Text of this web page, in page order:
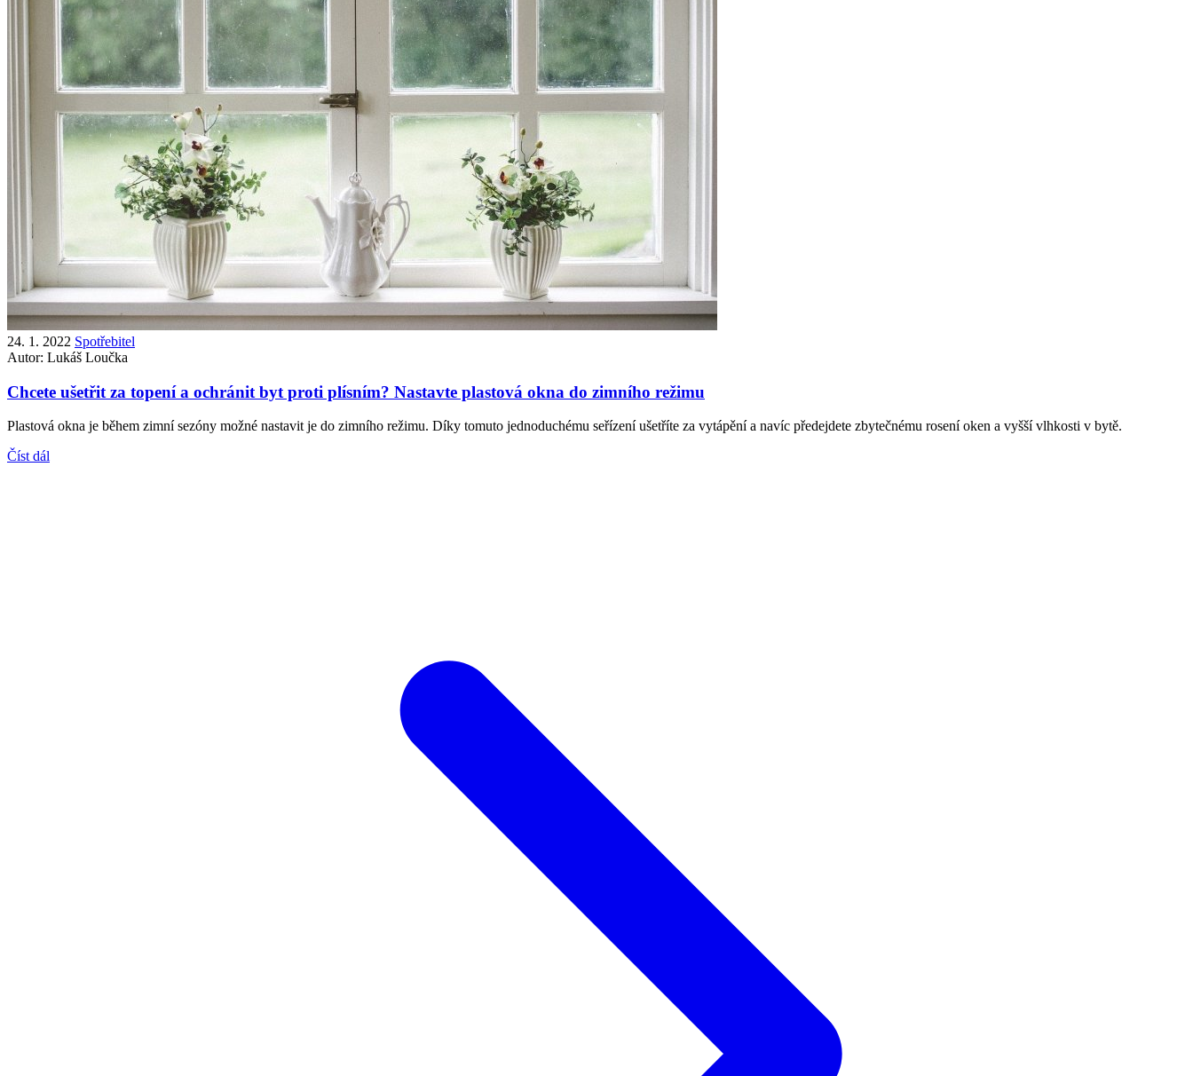
24. 1. 2022 Spotřebitel
Autor: Lukáš Loučka
Chcete ušetřit za topení a ochránit byt proti plísním? Nastavte plastová okna do zimního režimu
Plastová okna je během zimní sezóny možné nastavit je do zimního režimu. Díky tomuto jednoduchému seřízení ušetříte za vytápění a navíc předejdete zbytečnému rosení oken a vyšší vlhkosti v bytě.
Číst dál